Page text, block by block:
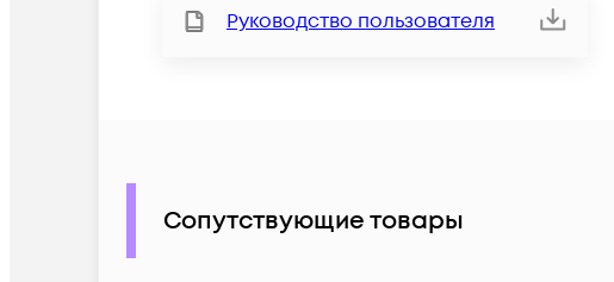
Руководство пользователя
Сопутствующие товары